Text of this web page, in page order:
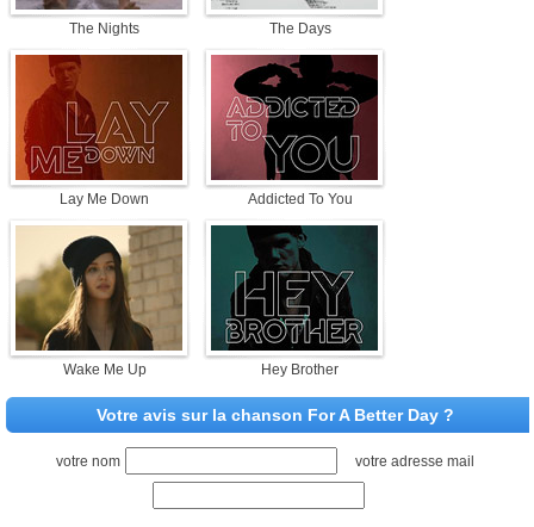
The Nights The Days
Lay Me Down Addicted To You
Wake Me Up Hey Brother
Votre avis sur la chanson For A Better Day ?
votre nom votre adresse mail